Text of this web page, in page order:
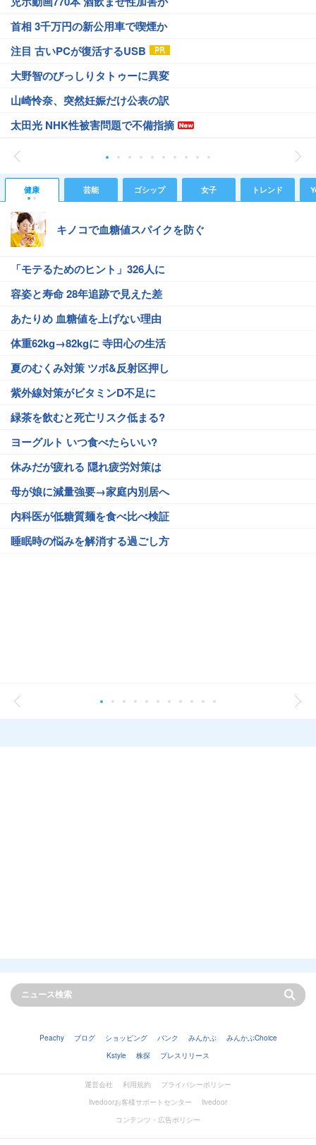
首相 3千万円の新公用車で喫煙か
注目 古いPCが復活するUSB
大野智のびっしりタトゥーに異変
山崎怜奈、突然妊娠だけ公表の訳
太田光 NHK性被害問題で不備指摘
健康 芸能 ゴシップ 女子 トレンド
キノコで血糖値スパイクを防ぐ
「モテるためのヒント」326人に
容姿と寿命 28年追跡で見えた差
あたりめ 血糖値を上げない理由
体重62kg→82kgに 寺田心の生活
夏のむくみ対策 ツボ&反射区押し
紫外線対策がビタミンD不足に
緑茶を飲むと死亡リスク低まる?
ヨーグルト いつ食べたらいい?
休みだが疲れる 隠れ疲労対策は
母が娘に減量強要→家庭内別居へ
内科医が低糖質麺を食べ比べ検証
睡眠時の悩みを解消する過ごし方
Peachy ブログ ショッピング バンク みんかぶ
みんかぶChoice
Kstyle
株探 プレスリリース
運営会社 利用規約
プライバシーポリシー
livedoorお客様サポートセンター
livedoor
コンテンツ・広告ポリシー